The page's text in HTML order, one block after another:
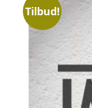
Tilbud!